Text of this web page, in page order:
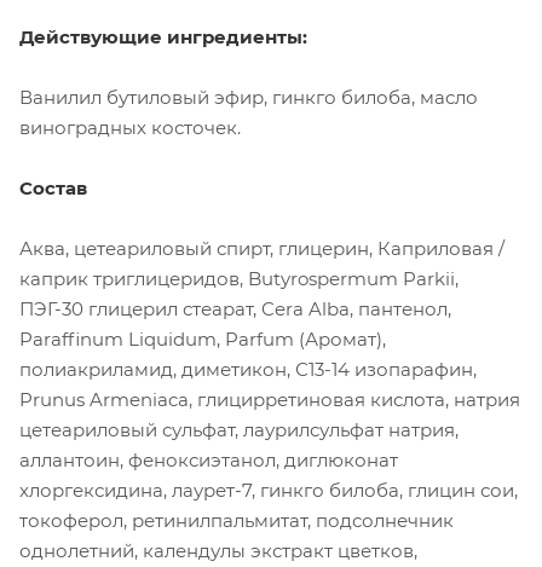
Действующие ингредиенты:
Ванилил бутиловый эфир, гинкго билоба, масло
виноградных косточек.
Состав
Аква, цетеариловый спирт, глицерин, Каприловая /
каприк триглицеридов, Butyrospermum Parkii,
ПЭГ-30 глицерил стеарат, Cera Alba, пантенол,
Paraffinum Liquidum, Parfum (Аромат),
полиакриламид, диметикон, С13-14 изопарафин,
Prunus Armeniaca, глицирретиновая кислота, натрия
цетеариловый сульфат, лаурилсульфат натрия,
аллантоин, феноксиэтанол, диглюконат
хлоргексидина, лаурет-7, гинкго билоба, глицин сои,
токоферол, ретинилпальмитат, подсолнечник
однолетний, календулы экстракт цветков,